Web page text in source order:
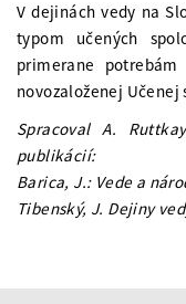
V dejinách vedy na
typom učených
primerane
novozaloženej Učenej
Spracoval A.
publikácií:
Barica, J.: Vede a
Tibenský, J. Dejiny